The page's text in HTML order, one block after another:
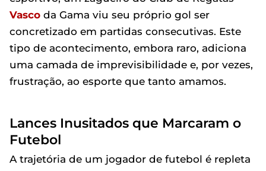
Vasco da Gama viu seu próprio gol ser
concretizado em partidas consecutivas. Este
tipo de acontecimento, embora raro, adiciona
uma camada de imprevisibilidade e, por vezes,
frustração, ao esporte que tanto amamos.
Lances Inusitados que Marcaram o
Futebol
A trajetória de um jogador de futebol é repleta